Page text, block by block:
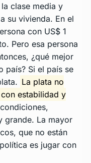
clase media y
su vivienda. En el
con US$ 1
Pero esa persona
¿qué mejor
país? Si el país se
La plata no
estabilidad y
grande. La mayor
que no están
es jugar con